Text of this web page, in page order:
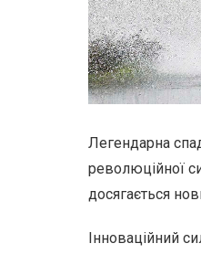
Легендарна
революційної
досягається
Інноваційний